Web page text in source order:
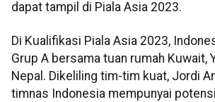
dapat tampil di Piala Asia 2023.
Di Kualifikasi Piala Asia 2023,
Grup A bersama tuan rumah Kuwait,
Nepal. Dikeliling tim-tim kuat, Jordi
timnas Indonesia mempunyai